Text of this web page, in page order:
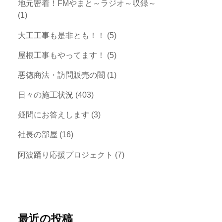
地元密着！FMやまと～ラジオ～収録～
(1)
大工工事も是非とも！！ (5)
屋根工事もやってます！ (5)
悪徳商法・訪問販売の闇 (1)
日々の施工状況 (403)
疑問にお答えします (3)
社長の部屋 (16)
阿波踊り応援プロジェクト (7)
最近の投稿